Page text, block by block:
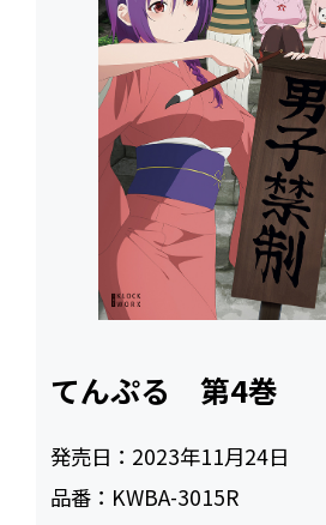
てんぷる 第4巻
発売日： 2023年11月24日
品番： KWBA-3015R